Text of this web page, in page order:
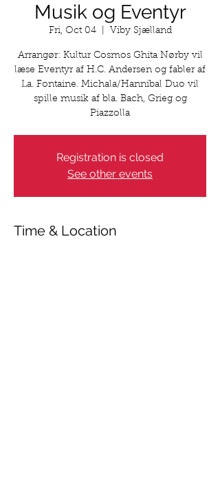
Musik og Eventyr
Fri, Oct 04
  |
Viby Sjælland
Arrangør: Kultur Cosmos Ghita Nørby vil
læse Eventyr af H.C. Andersen og fabler af
La. Fontaine. Michala/Hannibal Duo vil
spille musik af bla. Bach, Grieg og
Piazzolla
Registration is closed
See other events
Time & Location